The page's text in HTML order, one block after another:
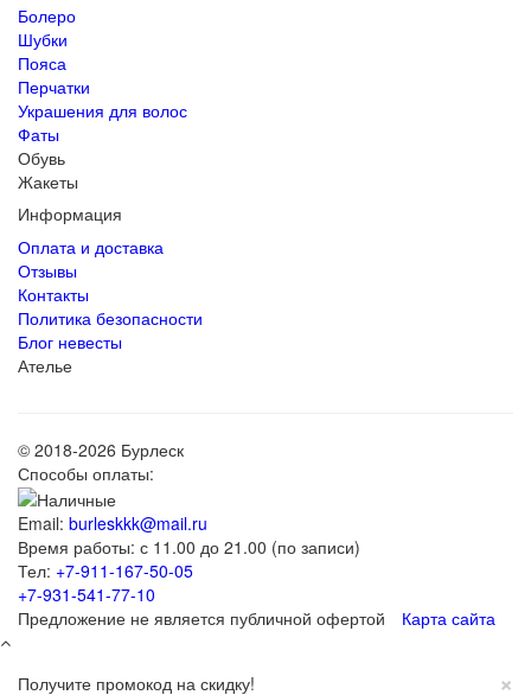
Болеро
Шубки
Пояса
Перчатки
Украшения для волос
Фаты
Обувь
Жакеты
Информация
Оплата и доставка
Отзывы
Контакты
Политика безопасности
Блог невесты
Ателье
© 2018-2026 Бурлеск
Способы оплаты:
Email: burleskkk@mail.ru
Время работы: с 11.00 до 21.00 (по записи)
Тел: +7-911-167-50-05
+7-931-541-77-10
Предложение не является публичной офертой
Карта сайта
×
Получите промокод на скидку!